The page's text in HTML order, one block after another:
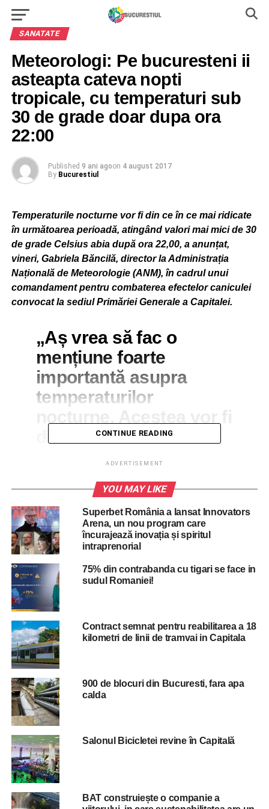
SANATATE
Meteorologi: Pe bucuresteni ii
asteapta cateva nopti
tropicale, cu temperaturi sub
30 de grade doar dupa ora
22:00
Published 9 ani agoon 4 august 2017
By Bucurestiul
Temperaturile nocturne vor fi din ce în ce mai ridicate
în următoarea perioadă, atingând valori mai mici de 30
de grade Celsius abia după ora 22,00, a anunțat,
vineri, Gabriela Băncilă, director la Administrația
Națională de Meteorologie (ANM), în cadrul unui
comandament pentru combaterea efectelor caniculei
convocat la sediul Primăriei Generale a Capitalei.
„Aș vrea să fac o
mențiune foarte
importantă asupra
temperaturilor
din ce în ce mai
ridicate. Cu alte cuvinte,
pe parcursul nopților
următoare, valorile
termice foarte ridicate
— în jurul a 30 de grade
— până spre ora 22,00-
23,00 să marcheze o
scădere foarte lentă,
urmând ca în orele
dimineții, respectiv
orele 5-6,00, să ajungă
la ceea ce numim noi
temperatură minimă,
respectiv undeva în
jurul a 22-23 de grade,
ceea ce înseamnă
oricum noapte
tropicală. Având în
CONTINUE READING
ADVERTISEMENT
YOU MAY LIKE
Superbet România a lansat Innovators
Arena, un nou program care
încurajează inovația și spiritul
intraprenorial
75% din contrabanda cu tigari se face in
sudul Romaniei!
Contract semnat pentru reabilitarea a 18
kilometri de linii de tramvai in Capitala
900 de blocuri din Bucuresti, fara apa
calda
Salonul Bicicletei revine în Capitală
BAT construiește o companie a